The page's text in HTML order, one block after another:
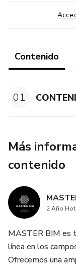
Contenido
01
Más
contenido
2 Año
MASTER BIM es
línea en los
Ofrecemos una